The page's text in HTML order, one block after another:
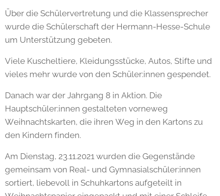
Über die Schülervertretung und die Klassensprecher
wurde die Schülerschaft der Hermann-Hesse-Schule
um Unterstützung gebeten.
Viele Kuscheltiere, Kleidungsstücke, Autos, Stifte und
vieles mehr wurde von den Schüler:innen gespendet.
Danach war der Jahrgang 8 in Aktion. Die
Hauptschüler:innen gestalteten vorneweg
Weihnachtskarten, die ihren Weg in den Kartons zu
den Kindern finden.
Am Dienstag, 23.11.2021 wurden die Gegenstände
gemeinsam von Real- und Gymnasialschüler:innen
sortiert, liebevoll in Schuhkartons aufgeteilt in